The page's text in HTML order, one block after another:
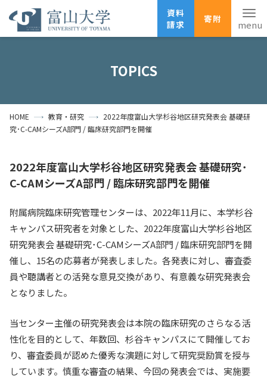
資料
請求
寄附
資料請求
寄附
広報刊行物
受験生の方 地域・一般の方 企業・研究者の方
卒業生の方 在学生の方 教職員の方
大学紹介
学部・大学院・施設
入試情報
研究・産学官連携
TOPICS
HOME 教育・研究
2022年度富山大学杉谷地区研究発表会 基礎研
究･C-CAMシーズA部門 / 臨床研究部門を開催
2022年度富山大学杉谷地区研究発表会 基礎研究･
C-CAMシーズA部門 / 臨床研究部門を開催
附属病院臨床研究管理センターは、2022年11月に、本学杉谷
キャンパス研究者を対象とした、2022年度富山大学杉谷地区
研究発表会 基礎研究･C-CAMシーズA部門 / 臨床研究部門を開
催し、15名の応募者が発表しました。各発表に対し、審査委
員や聴講者との活発な意見交換があり、有意義な研究発表会
となりました。
当センター主催の研究発表会は本院の臨床研究のさらなる活
性化を目的として、年数回、杉谷キャンパスにて開催してお
り、審査委員が認めた優秀な演題に対して研究奨励賞を授与
しています。慎重な審査の結果、今回の発表会では、実施要